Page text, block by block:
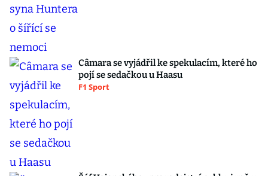
Câmara se vyjádřil ke spekulacím, které ho
pojí se sedačkou u Haasu
F1 Sport